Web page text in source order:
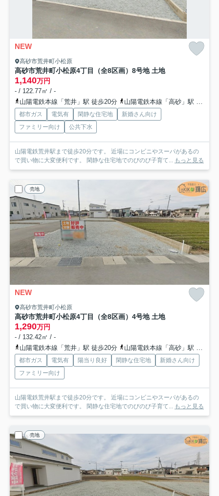
NEW
高砂市荒井町小松原
高砂市荒井町小松原4丁目（全8区画）8号地 土地
1,140万円
- / 122.77㎡ / -
山陽電鉄本線「荒井」駅 徒歩20分
山陽電鉄本線「高砂」駅 徒歩20分
都市ガス 電気有 閑静な住宅地
新婚さん向け
ファミリー向け
公共下水
山陽電鉄荒井駅まで徒歩20分です。 近場にコンビニやスーパがあるの
で買い物に大変便利です。 閑静な住宅地でのびのび子育て... もっと見る
売地
NEW
高砂市荒井町小松原
高砂市荒井町小松原4丁目（全8区画）4号地 土地
1,290万円
- / 132.42㎡ / -
山陽電鉄本線「荒井」駅 徒歩20分
山陽電鉄本線「高砂」駅 徒歩20分
都市ガス 電気有 陽当り良好 閑静な住宅地
新婚さん向け
ファミリー向け
山陽電鉄荒井駅まで徒歩20分です。 近場にコンビニやスーパがあるの
で買い物に大変便利です。 閑静な住宅地でのびのび子育て... もっと見る
売地